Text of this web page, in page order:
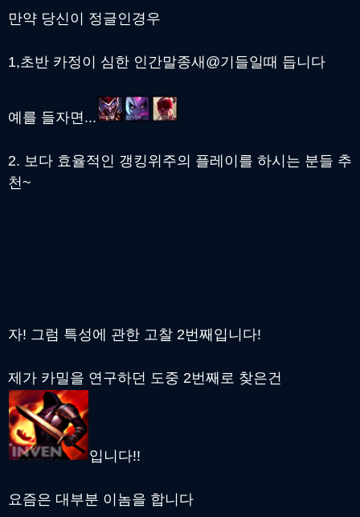
만약 당신이 정글인경우
1,초반 카정이 심한 인간말종새@기들일때 듭니다
예를 들자면...
2. 보다 효율적인 갱킹위주의 플레이를 하시는 분들 추
천~
자! 그럼 특성에 관한 고찰 2번째입니다!
제가 카밀을 연구하던 도중 2번째로 찾은건
입니다!!
요즘은 대부분 이놈을 합니다